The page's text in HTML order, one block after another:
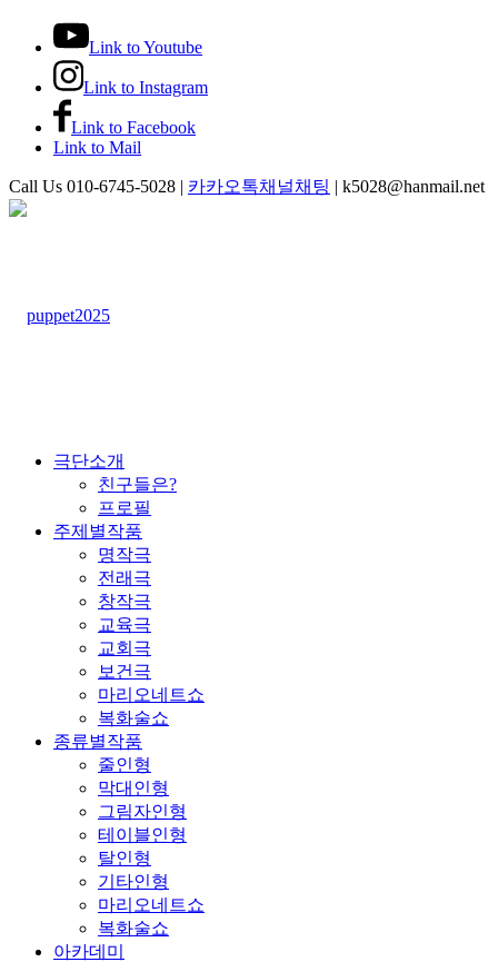
Link to Youtube
Link to Instagram
Link to Facebook
Link to Mail
Call Us 010-6745-5028 | 카카오톡채널채팅 | k5028@hanmail.net
극단소개
친구들은?
프로필
주제별작품
명작극
전래극
창작극
교육극
교회극
보건극
마리오네트쇼
복화술쇼
종류별작품
줄인형
막대인형
그림자인형
테이블인형
탈인형
기타인형
마리오네트쇼
복화술쇼
아카데미